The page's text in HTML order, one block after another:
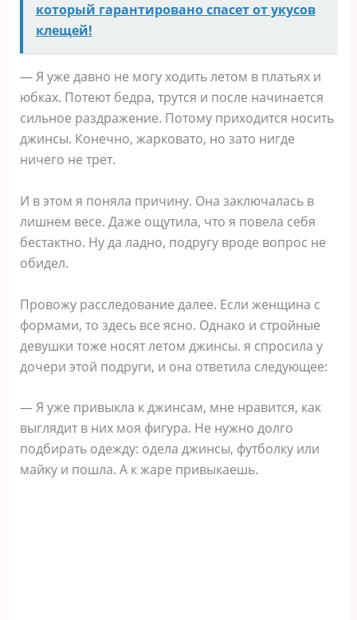
который гарантировано спасет от укусов
клещей!
— Я уже давно не могу ходить летом в платьях и
юбках. Потеют бедра, трутся и после начинается
сильное раздражение. Потому приходится носить
джинсы. Конечно, жарковато, но зато нигде
ничего не трет.
И в этом я поняла причину. Она заключалась в
лишнем весе. Даже ощутила, что я повела себя
бестактно. Ну да ладно, подругу вроде вопрос не
обидел.
Провожу расследование далее. Если женщина с
формами, то здесь все ясно. Однако и стройные
девушки тоже носят летом джинсы. я спросила у
дочери этой подруги, и она ответила следующее:
— Я уже привыкла к джинсам, мне нравится, как
выглядит в них моя фигура. Не нужно долго
подбирать одежду: одела джинсы, футболку или
майку и пошла. А к жаре привыкаешь.